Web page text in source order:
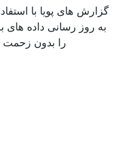
گزارش های پویا با
به روز رسانی داده
را بدون زحمت